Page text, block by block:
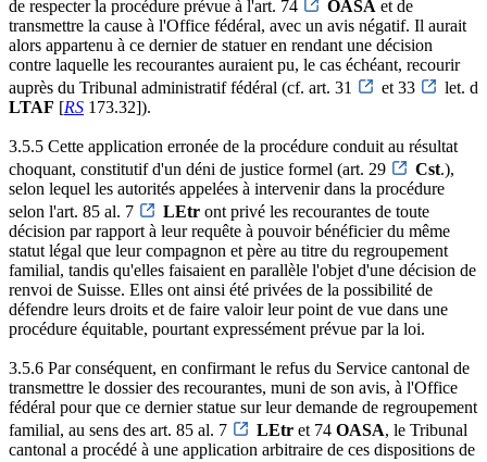
de respecter la procédure prévue à l'art. 74
OASA et de
transmettre la cause à l'Office fédéral, avec un avis négatif. Il aurait
alors appartenu à ce dernier de statuer en rendant une décision
contre laquelle les recourantes auraient pu, le cas échéant, recourir
auprès du Tribunal administratif fédéral (cf. art. 31
et 33
let. d
LTAF [RS 173.32]).
3.5.5 Cette application erronée de la procédure conduit au résultat
choquant, constitutif d'un déni de justice formel (art. 29
Cst.),
selon lequel les autorités appelées à intervenir dans la procédure
selon l'art. 85 al. 7
LEtr ont privé les recourantes de toute
décision par rapport à leur requête à pouvoir bénéficier du même
statut légal que leur compagnon et père au titre du regroupement
familial, tandis qu'elles faisaient en parallèle l'objet d'une décision de
renvoi de Suisse. Elles ont ainsi été privées de la possibilité de
défendre leurs droits et de faire valoir leur point de vue dans une
procédure équitable, pourtant expressément prévue par la loi.
3.5.6 Par conséquent, en confirmant le refus du Service cantonal de
transmettre le dossier des recourantes, muni de son avis, à l'Office
fédéral pour que ce dernier statue sur leur demande de regroupement
familial, au sens des art. 85 al. 7
LEtr et 74 OASA, le Tribunal
cantonal a procédé à une application arbitraire de ces dispositions de